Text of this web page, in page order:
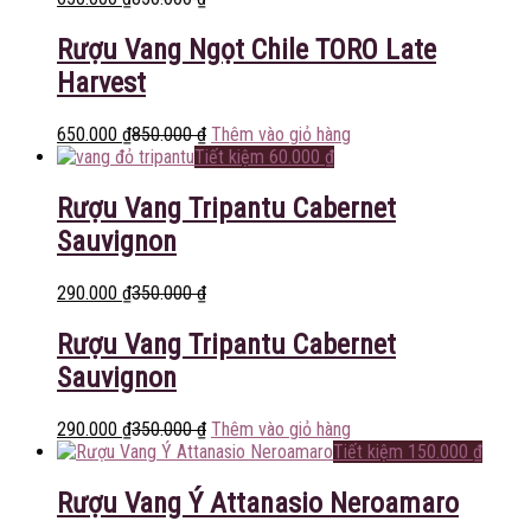
Rượu Vang Ngọt Chile TORO Late
Harvest
650.000 ₫850.000₫ Thêm vào giỏ hàng
Tiết kiệm 60.000 ₫
Rượu Vang Tripantu Cabernet
Sauvignon
290.000 ₫350.000₫
Rượu Vang Tripantu Cabernet
Sauvignon
290.000 ₫350.000₫ Thêm vào giỏ hàng
Tiết kiệm 150.000 ₫
Rượu Vang Ý Attanasio Neroamaro